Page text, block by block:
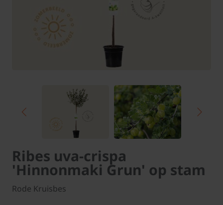
Ribes uva-crispa
'Hinnonmaki Grun' op stam
Rode Kruisbes